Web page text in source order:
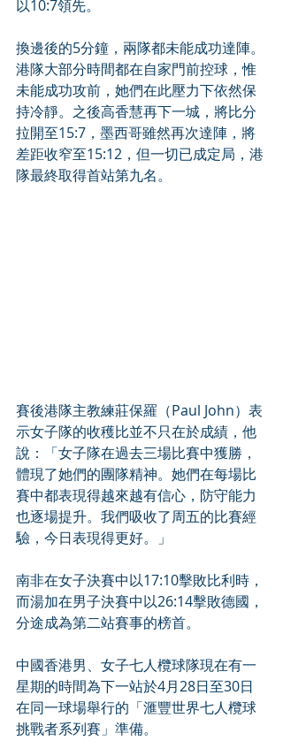
以10:7領先。
換邊後的5分鐘，兩隊都未能成功達陣。
港隊大部分時間都在自家門前控球，惟
未能成功攻前，她們在此壓力下依然保
持冷靜。之後高香慧再下一城，將比分
拉開至15:7，墨西哥雖然再次達陣，將
差距收窄至15:12，但一切已成定局，港
隊最終取得首站第九名。
賽後港隊主教練莊保羅（Paul John）表
示女子隊的收穫比並不只在於成績，他
說：「女子隊在過去三場比賽中獲勝，
體現了她們的團隊精神。她們在每場比
賽中都表現得越來越有信心，防守能力
也逐場提升。我們吸收了周五的比賽經
驗，今日表現得更好。」
南非在女子決賽中以17:10擊敗比利時，
而湯加在男子決賽中以26:14擊敗德國，
分途成為第二站賽事的榜首。
中國香港男、女子七人欖球隊現在有一
星期的時間為下一站於4月28日至30日
在同一球場舉行的「滙豐世界七人欖球
挑戰者系列賽」準備。